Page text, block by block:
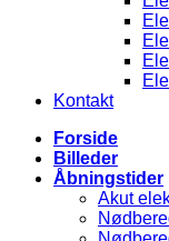
Kontakt
Forside
Billeder
Åbningstider
Akut